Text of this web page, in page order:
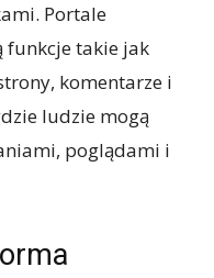
Portale
funkcje takie jak
komentarze i
ludzie mogą
poglądami i